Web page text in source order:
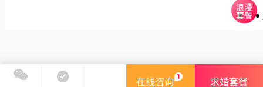
在线咨询 求婚套餐
浪漫
套餐